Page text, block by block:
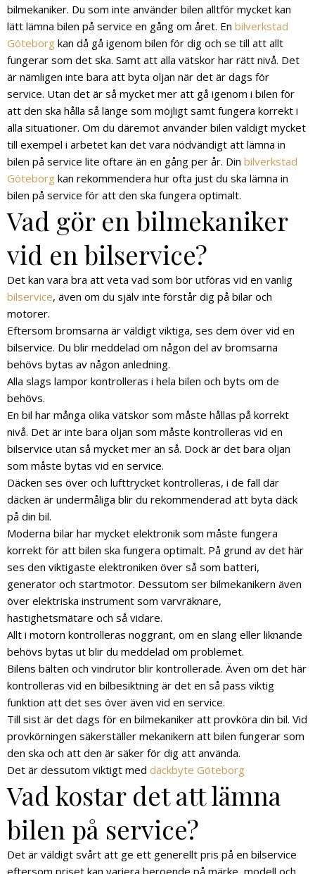
bilmekaniker. Du som inte använder bilen alltför mycket kan
lätt lämna bilen på service en gång om året. En bilverkstad
Göteborg kan då gå igenom bilen för dig och se till att allt
fungerar som det ska. Samt att alla vätskor har rätt nivå. Det
är nämligen inte bara att byta oljan när det är dags för
service. Utan det är så mycket mer att gå igenom i bilen för
att den ska hålla så länge som möjligt samt fungera korrekt i
alla situationer. Om du däremot använder bilen väldigt mycket
till exempel i arbetet kan det vara nödvändigt att lämna in
bilen på service lite oftare än en gång per år. Din bilverkstad
Göteborg kan rekommendera hur ofta just du ska lämna in
bilen på service för att den ska fungera optimalt.
Vad gör en bilmekaniker
vid en bilservice?
Det kan vara bra att veta vad som bör utföras vid en vanlig
bilservice, även om du själv inte förstår dig på bilar och
motorer.
Eftersom bromsarna är väldigt viktiga, ses dem över vid en
bilservice. Du blir meddelad om någon del av bromsarna
behövs bytas av någon anledning.
Alla slags lampor kontrolleras i hela bilen och byts om de
behövs.
En bil har många olika vätskor som måste hållas på korrekt
nivå. Det är inte bara oljan som måste kontrolleras vid en
bilservice utan så mycket mer än så. Dock är det bara oljan
som måste bytas vid en service.
Däcken ses över och lufttrycket kontrolleras, i de fall där
däcken är undermåliga blir du rekommenderad att byta däck
på din bil.
Moderna bilar har mycket elektronik som måste fungera
korrekt för att bilen ska fungera optimalt. På grund av det här
ses den viktigaste elektroniken över så som batteri,
generator och startmotor. Dessutom ser bilmekanikern även
över elektriska instrument som varvräknare,
hastighetsmätare och så vidare.
Allt i motorn kontrolleras noggrant, om en slang eller liknande
behövs bytas ut blir du meddelad om problemet.
Bilens bälten och vindrutor blir kontrollerade. Även om det här
kontrolleras vid en bilbesiktning är det en så pass viktig
funktion att det ses över även vid en service.
Till sist är det dags för en bilmekaniker att provköra din bil. Vid
provkörningen säkerställer mekanikern att bilen fungerar som
den ska och att den är säker för dig att använda.
Det är dessutom viktigt med däckbyte Göteborg
Vad kostar det att lämna
bilen på service?
Det är väldigt svårt att ge ett generellt pris på en bilservice
eftersom priset kan variera beroende på märke, modell och